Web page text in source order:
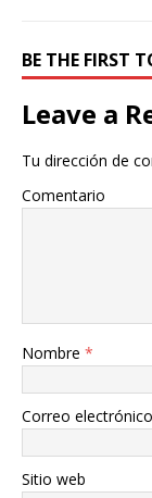
BE THE FIRST
Leave a
Tu dirección de
Comentario
Nombre *
Correo electrónico
Sitio web